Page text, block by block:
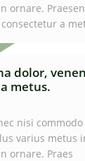
ornare.
a
dolor,
metus.
nisi
varius metus
ornare. Praes